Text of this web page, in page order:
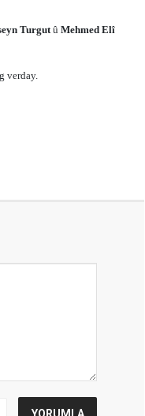
Turgutû Mehmed Elî
verday.